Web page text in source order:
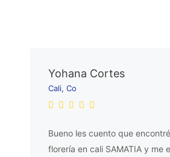
Yohana Cortes
Cali, Co
Bueno les cuento que
florería en cali SAMATIA y me